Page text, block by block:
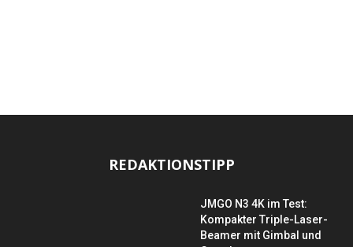
REDAKTIONSTIPP
JMGO N3 4K im Test:
Kompakter Triple-Laser-
Beamer mit Gimbal und